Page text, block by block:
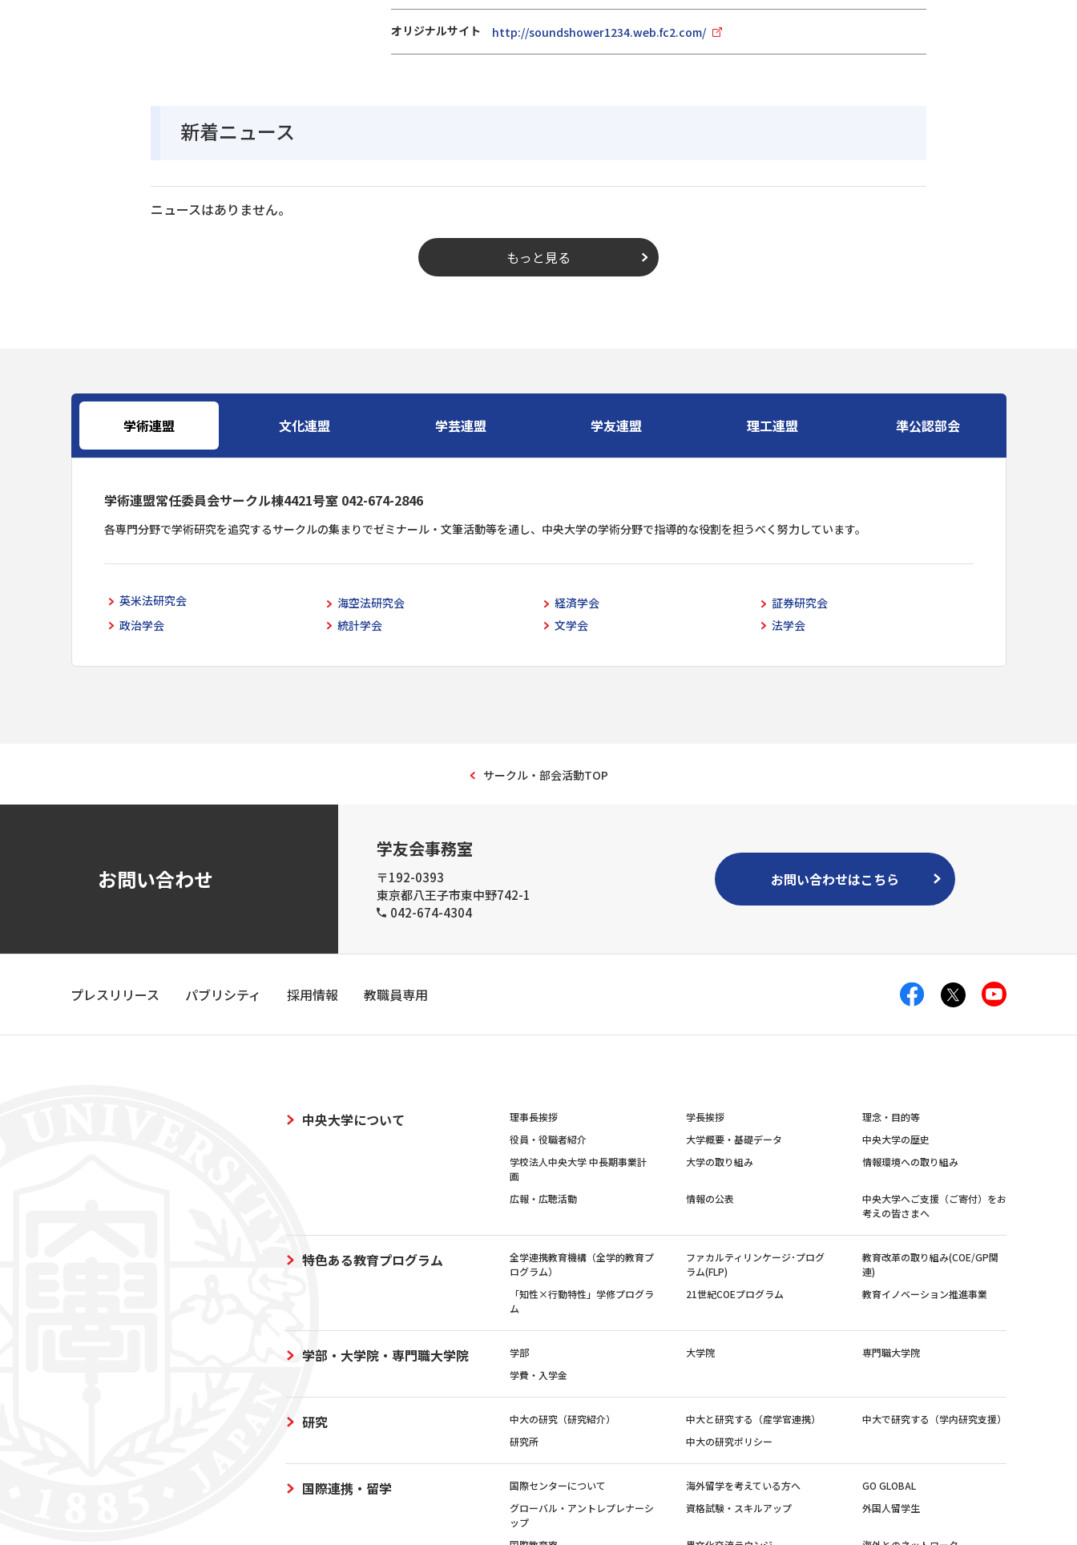
オリジナルサイト http://soundshower1234.web.fc2.com/
新着ニュース
ニュースはありません。
もっと見る
学術連盟 文化連盟 学芸連盟 学友連盟 理工連盟 準公認部会
学術連盟常任委員会サークル棟4421号室 042-674-2846
各専門分野で学術研究を追究するサークルの集まりでゼミナール・文筆活動等を通し、中央大学の学術分野で指導的な役割を担うべく努力しています。
英米法研究会 海空法研究会 経済学会
証券研究会
政治学会
統計学会 文学会 法学会
サークル・部会活動TOP
お問い合わせ
学友会事務室
〒192-0393
東京都八王子市東中野742-1
042-674-4304
お問い合わせはこちら
プレスリリース パブリシティ 採用情報 教職員専用
中央大学について 理事長挨拶 学長挨拶
理念・目的等
役員・役職者紹介
大学概要・基礎データ
中央大学の歴史
学校法人中央大学 中長期事業計
画
大学の取り組み 情報環境への取り組み
広報・広聴活動 情報の公表
中央大学へご支援（ご寄付）をお
考えの皆さまへ
特色ある教育プログラム
全学連携教育機構（全学的教育プ
ログラム）
ファカルティリンケージ･プログ
ラム(FLP)
教育改革の取り組み(COE/GP関
連)
「知性×行動特性」学修プログラ
ム
21世紀COEプログラム 教育イノベーション推進事業
学部・大学院・専門職大学院 学部 大学院
専門職大学院
学費・入学金
研究 中大の研究（研究紹介） 中大と研究する（産学官連携）
中大で研究する（学内研究支援）
研究所
中大の研究ポリシー
国際連携・留学 国際センターについて 海外留学を考えている方へ
GO GLOBAL
グローバル・アントレプレナーシ
ップ
資格試験・スキルアップ 外国人留学生